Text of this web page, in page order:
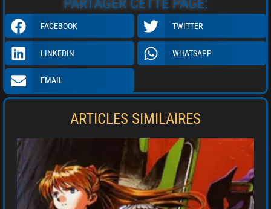
FACEBOOK TWITTER
LINKEDIN WHATSAPP
EMAIL
ARTICLES SIMILAIRES